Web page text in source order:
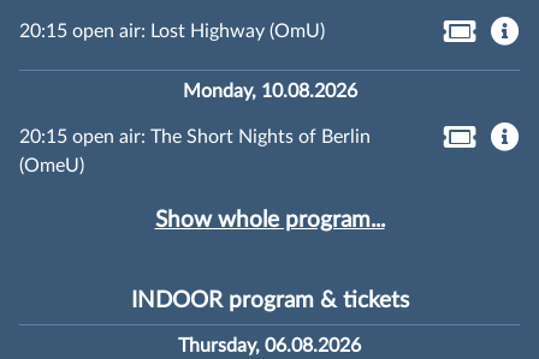
20:15 open air: Lost Highway (OmU)
Monday, 10.08.2026
20:15 open air: The Short Nights of Berlin
(OmeU)
Show whole program...
INDOOR program & tickets
Thursday, 06.08.2026